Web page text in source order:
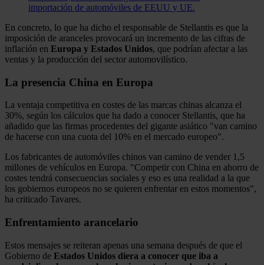
importación de automóviles de EEUU y UE.
En concreto, lo que ha dicho el responsable de Stellantis es que la
imposición de aranceles provocará un incremento de las cifras de
inflación en Europa y Estados Unidos, que podrían afectar a las
ventas y la producción del sector automovilístico.
La presencia China en Europa
La ventaja competitiva en costes de las marcas chinas alcanza el
30%, según los cálculos que ha dado a conocer Stellantis, que ha
añadido que las firmas procedentes del gigante asiático "van camino
de hacerse con una cuota del 10% en el mercado europeo".
Los fabricantes de automóviles chinos van camino de vender 1,5
millones de vehículos en Europa. "Competir con China en ahorro de
costes tendrá consecuencias sociales y eso es una realidad a la que
los gobiernos europeos no se quieren enfrentar en estos momentos",
ha criticado Tavares.
Enfrentamiento arancelario
Estos mensajes se reiteran apenas una semana después de que el
Gobierno de Estados Unidos diera a conocer que iba a